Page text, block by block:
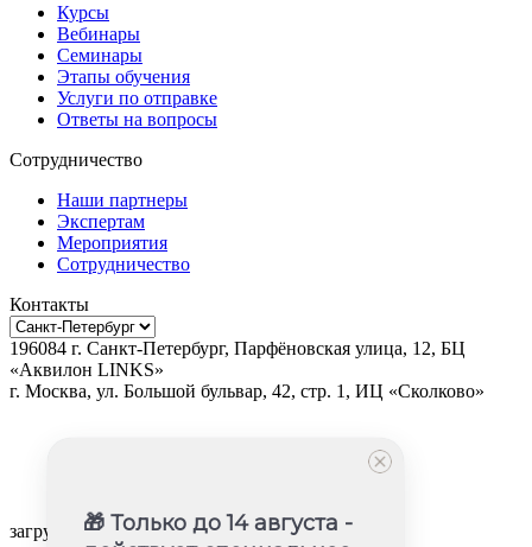
Курсы
Вебинары
Семинары
Этапы обучения
Услуги по отправке
Ответы на вопросы
Сотрудничество
Наши партнеры
Экспертам
Мероприятия
Сотрудничество
Контакты
196084 г. Санкт-Петербург, Парфёновская улица, 12, БЦ
«Аквилон LINKS»
г. Москва, ул. Большой бульвар, 42, стр. 1, ИЦ «Сколково»
загрузка карты...🎁 Только до 14 августа -